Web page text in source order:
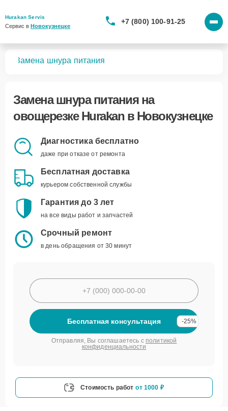
Hurakan Servis
Сервис в Новокузнецке
+7 (800) 100-91-25
Замена шнура питания
Замена шнура питанияна
овощерезке Hurakan в Новокузнецке
Диагностика бесплатно
даже при отказе от ремонта
Бесплатная доставка
курьером собственной службы
Гарантия до 3 лет
на все виды работ и запчастей
Срочный ремонт
в день обращения от 30 минут
Бесплатная консультация -25%
Отправляя, Вы соглашаетесь с политикой
конфиденциальности
Стоимость работ от 1000 ₽